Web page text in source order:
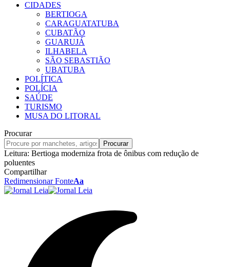
CIDADES
BERTIOGA
CARAGUATATUBA
CUBATÃO
GUARUJÁ
ILHABELA
SÃO SEBASTIÃO
UBATUBA
POLÍTICA
POLÍCIA
SAÚDE
TURISMO
MUSA DO LITORAL
Procurar
Leitura: Bertioga moderniza frota de ônibus com redução de
poluentes
Compartilhar
Redimensionar FonteAa